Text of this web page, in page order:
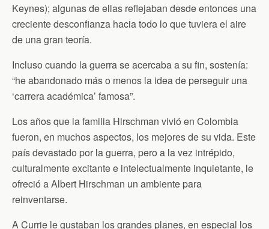
Keynes); algunas de ellas reflejaban desde entonces una
creciente desconfianza hacia todo lo que tuviera el aire
de una gran teoría.
Incluso cuando la guerra se acercaba a su fin, sostenía:
“he abandonado más o menos la idea de perseguir una
‘carrera académica’ famosa”.
Los años que la familia Hirschman vivió en Colombia
fueron, en muchos aspectos, los mejores de su vida. Este
país devastado por la guerra, pero a la vez intrépido,
culturalmente excitante e intelectualmente inquietante, le
ofreció a Albert Hirschman un ambiente para
reinventarse.
A Currie le gustaban los grandes planes, en especial los